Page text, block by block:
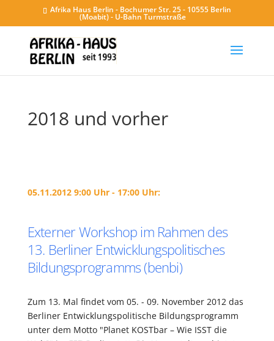
Afrika Haus Berlin - Bochumer Str. 25 - 10555 Berlin
(Moabit) - U-Bahn Turmstraße
2018 und vorher
05.11.2012 9:00 Uhr - 17:00 Uhr:
Externer Workshop im Rahmen des
13. Berliner Entwicklungspolitisches
Bildungsprogramms (benbi)
Zum 13. Mal findet vom 05. - 09. November 2012 das
Berliner Entwicklungspolitische Bildungsprogramm
unter dem Motto "Planet KOSTbar – Wie ISST die